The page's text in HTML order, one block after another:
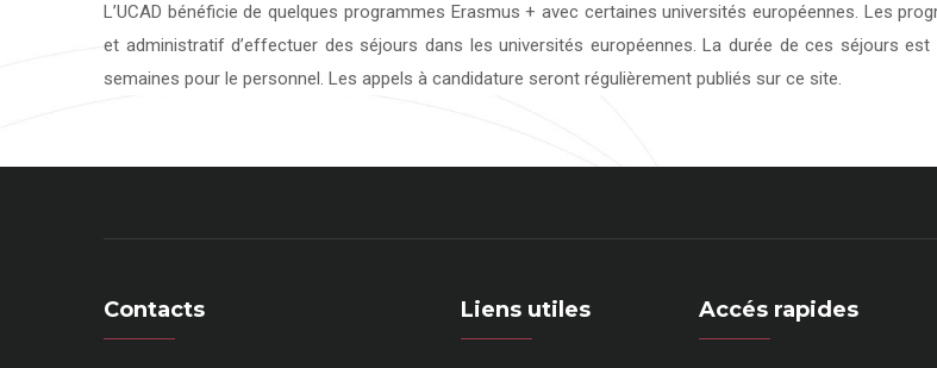
L’UCAD bénéficie de quelques programmes Erasmus + avec certaines universités européennes. Les
et administratif d’effectuer des séjours dans les universités européennes. La durée de ces séjours
semaines pour le personnel. Les appels à candidature seront régulièrement publiés sur ce site.
Contacts Liens utiles Accés rapides